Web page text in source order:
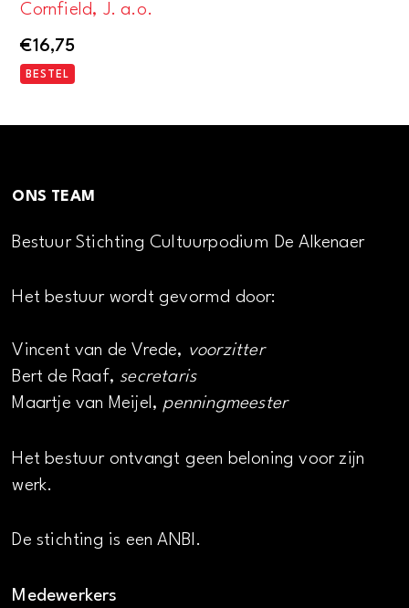
Cornfield, J. a.o.
€16,75
BESTEL
ONS TEAM
Bestuur Stichting Cultuurpodium De Alkenaer
Het bestuur wordt gevormd door:
Vincent van de Vrede, voorzitter
Bert de Raaf, secretaris
Maartje van Meijel, penningmeester
Het bestuur ontvangt geen beloning voor zijn
werk.
De stichting is een ANBI.
Medewerkers